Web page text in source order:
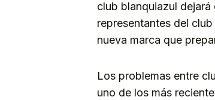
club blanquiazul
representantes del
nueva marca que
Los problemas entre
uno de los más